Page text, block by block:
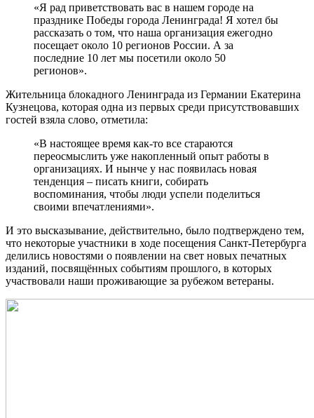
«Я рад приветствовать вас в нашем городе на
празднике Победы города Ленинграда! Я хотел бы
рассказать о том, что наша организация ежегодно
посещает около 10 регионов России. А за
последние 10 лет мы посетили около 50
регионов».
Жительница блокадного Ленинграда из Германии Екатерина
Кузнецова, которая одна из первых среди присутствовавших
гостей взяла слово, отметила:
«В настоящее время как-то все стараются
переосмыслить уже накопленный опыт работы в
организациях. И нынче у нас появилась новая
тенденция – писать книги, собирать
воспоминания, чтобы люди успели поделиться
своими впечатлениями».
И это высказывание, действительно, было подтверждено тем,
что некоторые участники в ходе посещения Санкт-Петербурга
делились новостями о появлении на свет новых печатных
изданий, посвящённых событиям прошлого, в которых
участвовали наши проживающие за рубежом ветераны.